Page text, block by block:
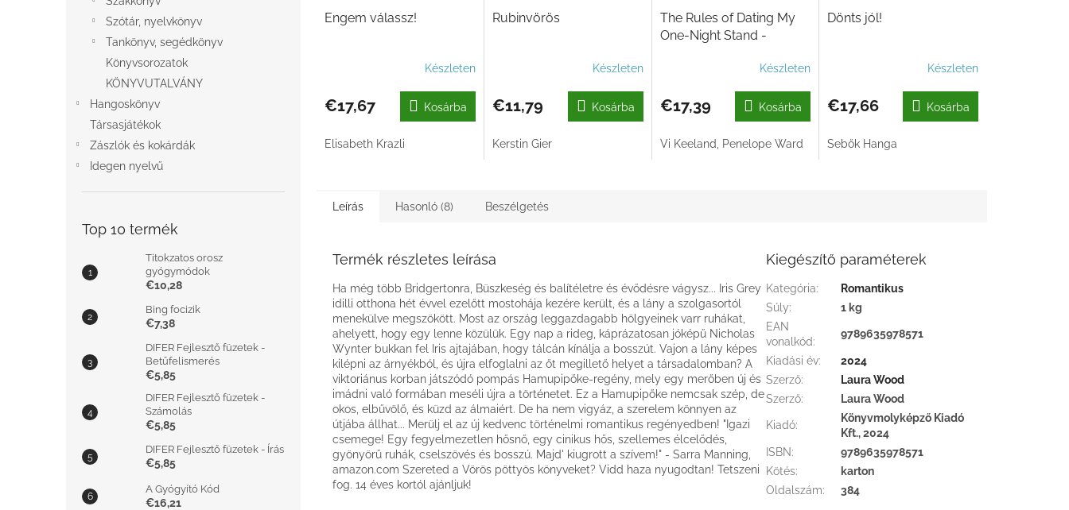
Szótár, nyelvkönyv
Tankönyv, segédkönyv
Könyvsorozatok
KÖNYVUTALVÁNY
Hangoskönyv
Társasjátékok
Zászlók és kokárdák
Idegen nyelvű
Top 10 termék
Titokzatos orosz
gyógymódok
€10,28
Bing focizik
€7,38
DIFER Fejlesztő füzetek -
Betűfelismerés
€5,85
DIFER Fejlesztő füzetek -
Számolás
€5,85
DIFER Fejlesztő füzetek - Írás
€5,85
A Gyógyító Kód
€16,21
Engem válassz!
Készleten
€17,67 Kosárba
Elisabeth Krazli
Rubinvörös
Készleten
€11,79 Kosárba
Kerstin Gier
The Rules of Dating My
One-Night Stand -
kalandunkkal?
Készleten
€17,39 Kosárba
Vi Keeland, Penelope Ward
Dönts jól!
Készleten
€17,66 Kosárba
Sebők Hanga
Leírás Hasonló (8) Beszélgetés
Termék részletes leírása
Ha még több Bridgertonra, Büszkeség és balítéletre és évődésre vágysz... Iris Grey
idilli otthona hét évvel ezelőtt mostohája kezére került, és a lány a szolgasortól
menekülve megszökött. Most az ország leggazdagabb hölgyeinek varr ruhákat,
ahelyett, hogy egy lenne közülük. Egy nap a rideg, káprázatosan jóképű Nicholas
Wynter bukkan fel Iris ajtajában, hogy tálcán kínálja a bosszút. Vajon a lány képes
kilépni az árnyékból, és újra elfoglalni az őt megillető helyet a társadalomban? A
viktoriánus korban játszódó pompás Hamupipőke-regény, mely egy merőben új és
imádni való formában meséli újra a történetet. Ez a Hamupipőke nemcsak szép, de
okos, elbűvölő, és küzd az álmaiért. De ha nem vigyáz, a szerelem könnyen az
útjába állhat... Merülj el az új kedvenc történelmi romantikus regényedben! "Igazi
csemege! Egy fegyelmezetlen hősnő, egy cinikus hős, szellemes élcelődés,
gyönyörű ruhák, cselszövés és bosszú. Majd' kiugrott a szívem!" - Sarra Manning,
amazon.com Szereted a Vörös pöttyös könyveket? Vidd haza nyugodtan! Tetszeni
fog. 14 éves kortól ajánljuk!
Kiegészítő paraméterek
Kategória:
Romantikus
Súly:
1 kg
EAN
vonalkód:
9789635978571
Kiadási év:
2024
Szerző:
Laura Wood
Szerző: Laura Wood
Kiadó:
Könyvmolyképző Kiadó
Kft., 2024
ISBN:
9789635978571
Kötés:
karton
Oldalszám: 384